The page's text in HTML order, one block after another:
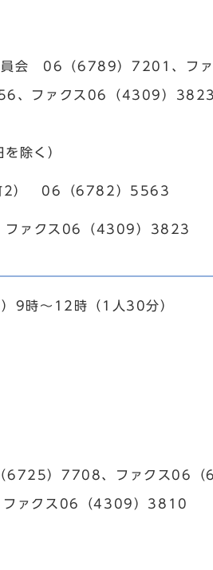
員会 06（6789）7201、フ
、ファクス06（4309）3823
除く）
町2） 06（6782）5563
ァクス06（4309）3823
9時～12時（1人30分）
6725）7708、ファクス06
ァクス06（4309）3810